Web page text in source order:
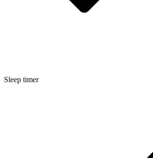
Sleep timer